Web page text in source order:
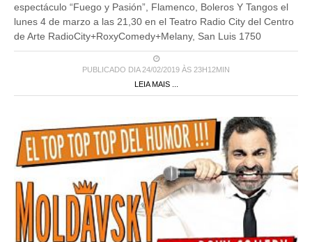
espectáculo “Fuego y Pasión”, Flamenco, Boleros Y Tangos el
lunes 4 de marzo a las 21,30 en el Teatro Radio City del Centro
de Arte RadioCity+RoxyComedy+Melany, San Luis 1750
PUBLICADO DIA 24/02/2019 ÀS 23H12MIN
LEIA MAIS ...